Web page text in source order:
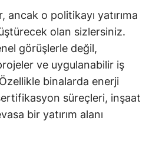
o politikayı yatırıma
olan sizlersiniz.
görüşlerle değil,
ve uygulanabilir iş
binalarda enerji
süreçleri, inşaat
bir yatırım alanı